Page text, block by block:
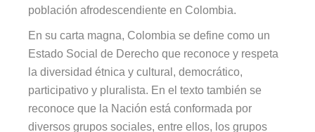
población afrodescendiente en Colombia.
En su carta magna, Colombia se define como un
Estado Social de Derecho que reconoce y respeta
la diversidad étnica y cultural, democrático,
participativo y pluralista. En el texto también se
reconoce que la Nación está conformada por
diversos grupos sociales, entre ellos, los grupos